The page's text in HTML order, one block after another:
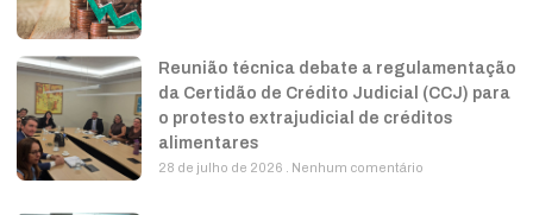
Reunião técnica debate a regulamentação
da Certidão de Crédito Judicial (CCJ) para
o protesto extrajudicial de créditos
alimentares
28 de julho de 2026 Nenhum comentário